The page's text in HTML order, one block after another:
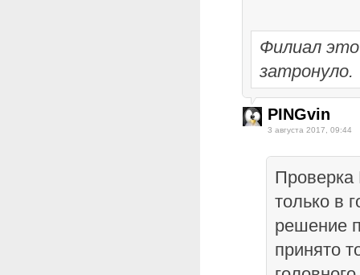
Филиал
затронуло.
PINGvin
3 августа 2017, 09:44
Проверка
только в
решение
принято